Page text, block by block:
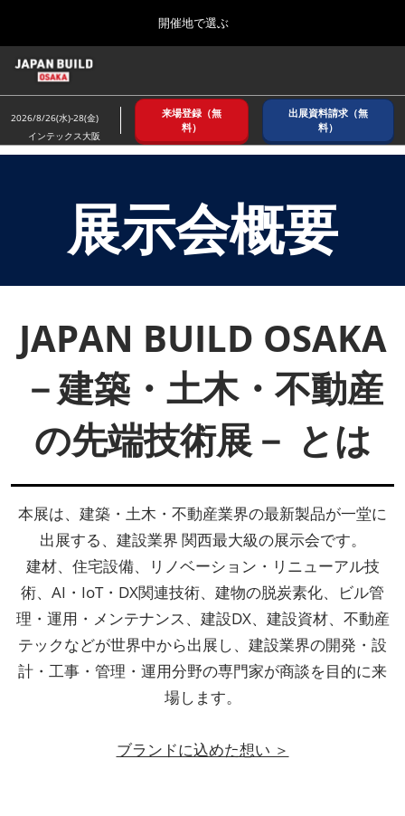
ッ
し
て
進
to
close
開催地で選ぶ
インテックス大阪/ INTEX OSAKA
8月_大阪
12月_東京
2026年12月02日
3月_建設DX展＋（プラス）
2027年03月17日
東京ビッグサイト/Tokyo Big Sight
ー
バ
ル
ナ
シ
ョ
ン
た
2026/8/26(水)-28(金)
インテックス大阪
来場登録（無
料）
出展資料請求（無
料）
展示会概要
JAPAN BUILD OSAKA
－建築・土木・不動産
の先端技術展－ とは
本展は、建築・土木・不動産業界の最新製品が一堂に
出展する、建設業界 関西最大級の展示会です。
建材、住宅設備、リノベーション・リニューアル技
術、AI・IoT・DX関連技術、建物の脱炭素化、ビル管
理・運用・メンテナンス、建設DX、建設資材、不動産
テックなどが世界中から出展し、建設業界の開発・設
計・工事・管理・運用分野の専門家が商談を目的に来
場します。
ブランドに込めた想い ＞